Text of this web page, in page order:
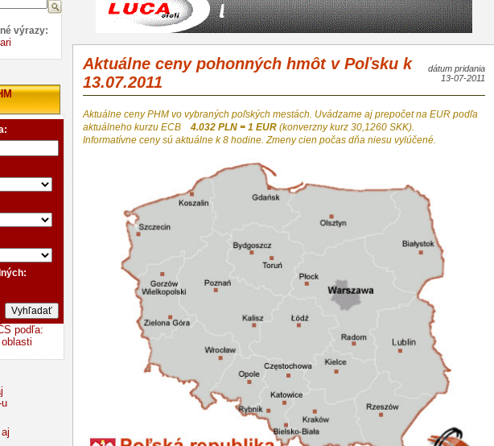
výrazy:
podľa:
Aktuálne ceny pohonných hmôt v Poľsku k
13.07.2011
dátum pridania
13-07-2011
Aktuálne ceny PHM vo vybraných poľských mestách. Uvádzame aj prepočet na EUR podľa
aktuálneho kurzu ECB 4.032 PLN = 1 EUR (konverzny kurz 30,1260 SKK).
Informatívne ceny sú aktuálne k 8 hodine. Zmeny cien počas dňa niesu vylúčené.